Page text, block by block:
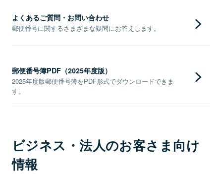
よくあるご質問・お問い合わせ
郵便番号に関するさまざまな疑問にお答えします。
郵便番号簿PDF（2025年度版）
2025年度版郵便番号簿をPDF形式でダウンロードできま
す。
ビジネス・法人のお客さま向け
情報